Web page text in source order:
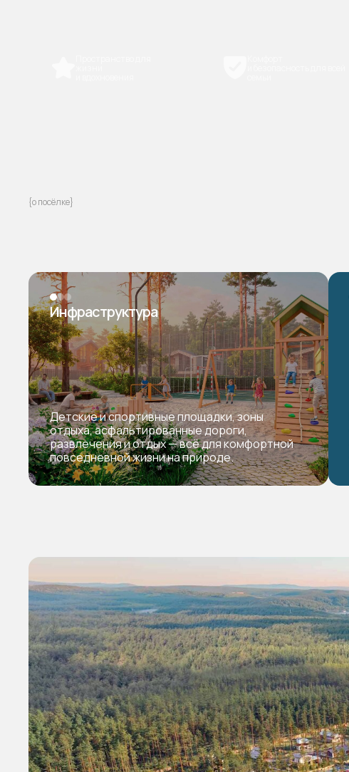
{о посёлке}
Инфраструктура
Детские и спортивные площадки, зоны
отдыха, асфальтированные дороги,
развлечения и отдых — всё для комфортной
повседневной жизни на природе.